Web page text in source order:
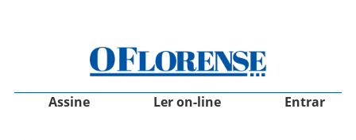
Assine Ler on-line Entrar